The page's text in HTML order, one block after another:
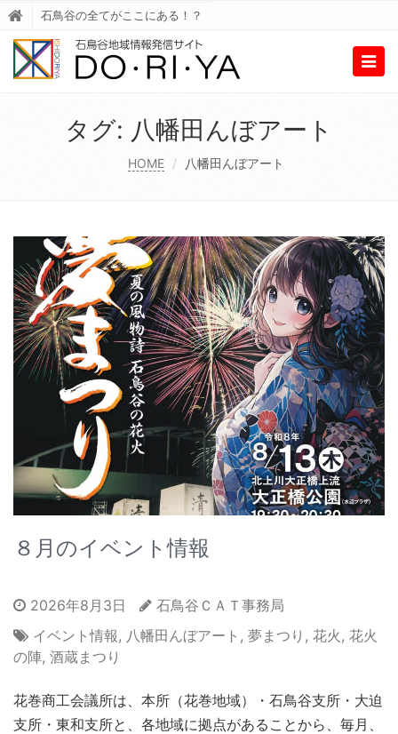
石鳥谷の全てがここにある！？
タグ: 八幡田んぼアート
HOME 八幡田んぼアート
８月のイベント情報
2026年8月3日
石鳥谷ＣＡＴ事務局
イベント情報 , 八幡田んぼアート , 夢まつり , 花火 , 花火
の陣, 酒蔵まつり
花巻商工会議所は、本所（花巻地域）・石鳥谷支所・大迫
支所・東和支所と、各地域に拠点があることから、毎月、